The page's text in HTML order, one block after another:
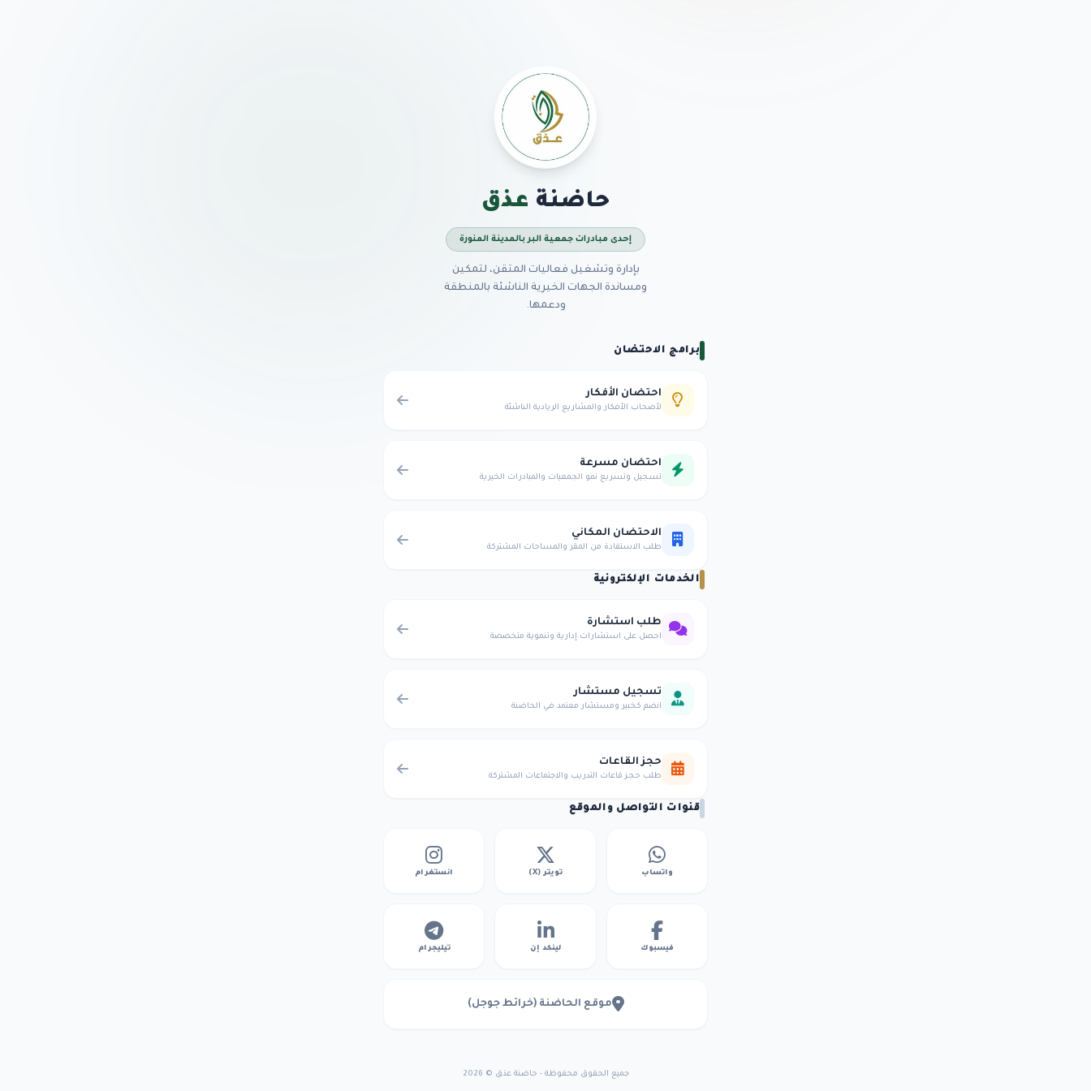
حاضنة عذق
إحدى مبادرات جمعية البر بالمدينة المنورة
بإدارة وتشغيل فعاليات المتقن، لتمكين
ومساندة الجهات الخيرية الناشئة بالمنطقة
ودعمها.
برامج الاحتضان
احتضان الأفكار
لأصحاب الأفكار والمشاريع الريادية الناشئة
احتضان مسرعة
تسجيل وتسريع نمو الجمعيات والمبادرات الخيرية
الاحتضان المكاني
طلب الاستفادة من المقر والمساحات المشتركة
الخدمات الإلكترونية
طلب استشارة
احصل على استشارات إدارية وتنموية متخصصة
تسجيل مستشار
انضم كخبير ومستشار معتمد في الحاضنة
حجز القاعات
طلب حجز قاعات التدريب والاجتماعات المشتركة
قنوات التواصل والموقع
واتساب تويتر (X) انستغرام
فيسبوك لينكد إن تيليجرام
موقع الحاضنة (خرائط جوجل)
جميع الحقوق محفوظة - حاضنة عذق © 2026